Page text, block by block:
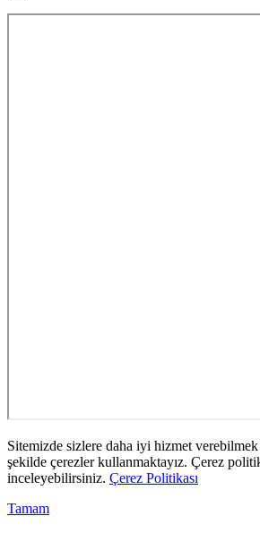
Sitemizde sizlere daha iyi hizmet
şekilde çerezler kullanmaktayız. Çerez
inceleyebilirsiniz. Çerez Politikası
Tamam